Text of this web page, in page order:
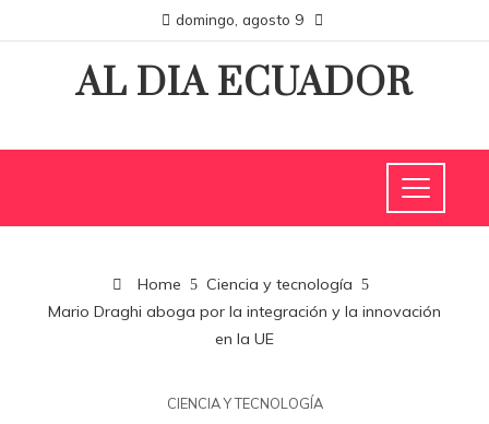
domingo, agosto 9
AL DIA ECUADOR
Home
Ciencia y tecnología
Mario Draghi aboga por la integración y la innovación
en la UE
CIENCIA Y TECNOLOGÍA